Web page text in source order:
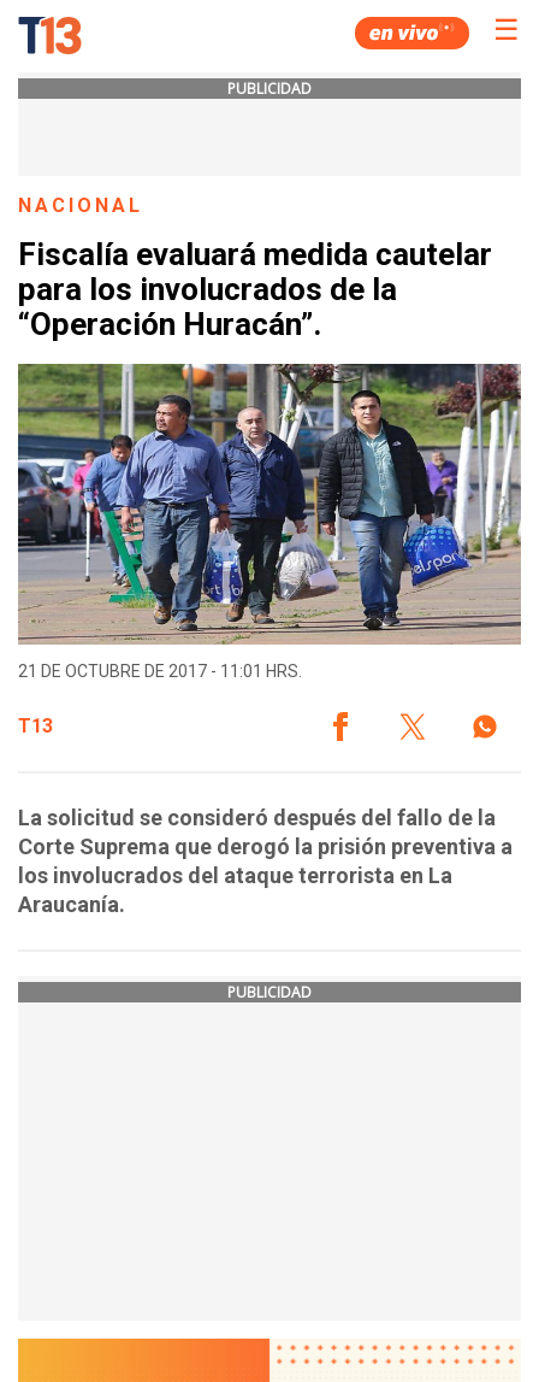
☰
PUBLICIDAD
NACIONAL
Fiscalía evaluará medida cautelar
para los involucrados de la
“Operación Huracán”.
21 DE OCTUBRE DE 2017 - 11:01 HRS.
T13
La solicitud se consideró después del fallo de la
Corte Suprema que derogó la prisión preventiva a
los involucrados del ataque terrorista en La
Araucanía.
PUBLICIDAD